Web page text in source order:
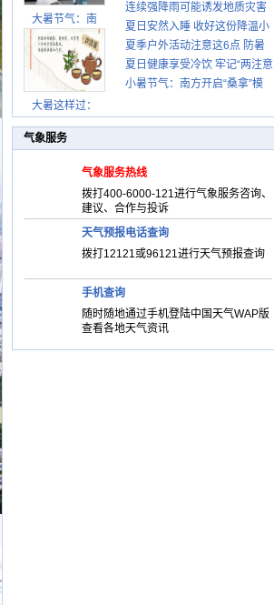
大暑节气：南
大暑这样过：
示请收好
连续强降雨可能诱发地质灾害
这些前兆要知道
夏日安然入睡 收好这份降温小
贴士
夏季户外活动注意这6点 防暑
健身两不误
夏日健康享受冷饮 牢记“两注意
一控制”
小暑节气：南方开启“桑拿”模
气象服务
气象服务热线
拨打400-6000-121进行气象服务咨询、
建议、合作与投诉
天气预报电话查询
拨打12121或96121进行天气预报查询
手机查询
随时随地通过手机登陆中国天气WAP版
查看各地天气资讯